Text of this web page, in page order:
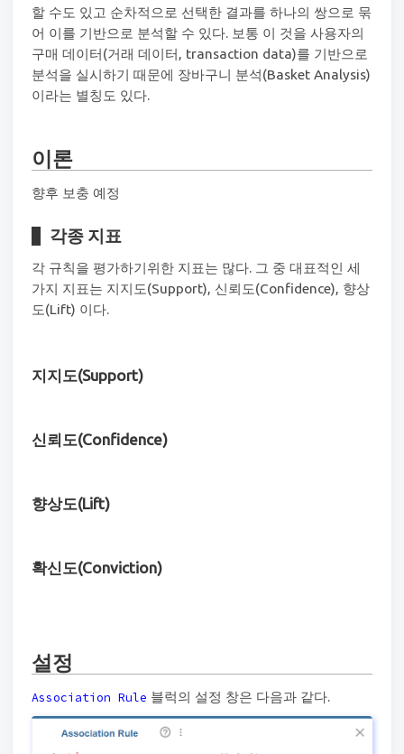
할 수도 있고 순차적으로 선택한 결과를 하나의 쌍으로 묶
어 이를 기반으로 분석할 수 있다. 보통 이 것을 사용자의
구매 데이터(거래 데이터, transaction data)를 기반으로
분석을 실시하기 때문에 장바구니 분석(Basket Analysis)
이라는 별칭도 있다.
이론
향후 보충 예정
각종 지표
각 규칙을 평가하기위한 지표는 많다. 그 중 대표적인 세
가지 지표는 지지도(Support), 신뢰도(Confidence), 향상
도(Lift) 이다.
지지도(Support)
신뢰도(Confidence)
향상도(Lift)
확신도(Conviction)
설정
Association Rule 블럭의 설정 창은 다음과 같다.